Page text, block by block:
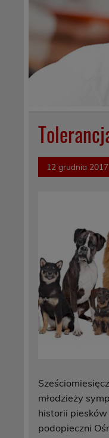
12 grudnia 2017
młodzieży
historii
podopieczni